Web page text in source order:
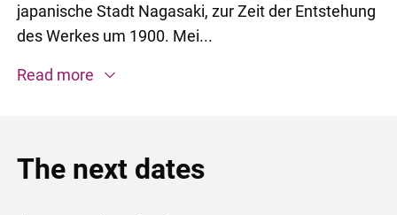
japanische Stadt Nagasaki, zur Zeit der Entstehung
des Werkes um 1900. Mei...
Read more
The next dates